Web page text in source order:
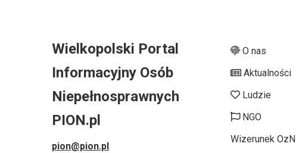
Wielkopolski Portal
Informacyjny Osób
Niepełnosprawnych
PION.pl
pion@pion.pl
O nas
Aktualności
Ludzie
NGO
Wizerunek OzN